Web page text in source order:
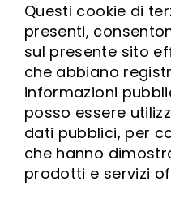
Questi cookie di
presenti,
sul presente sito
che abbiano
informazioni
posso essere
dati pubblici, per
che hanno
prodotti e servizi